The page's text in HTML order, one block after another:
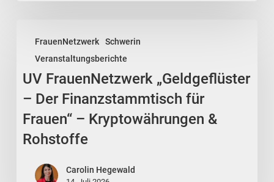
FrauenNetzwerk
Schwerin
Veranstaltungsberichte
FrauenNetzwerk
„Geldgeflüster
–
Der
Finanzstammtisch
für
Frauen“
UV FrauenNetzwerk „Geldgeflüster
– Der Finanzstammtisch für
Frauen“ – Kryptowährungen &
Rohstoffe
Carolin Hegewald